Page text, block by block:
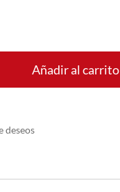
Añadir al carrito
deseos